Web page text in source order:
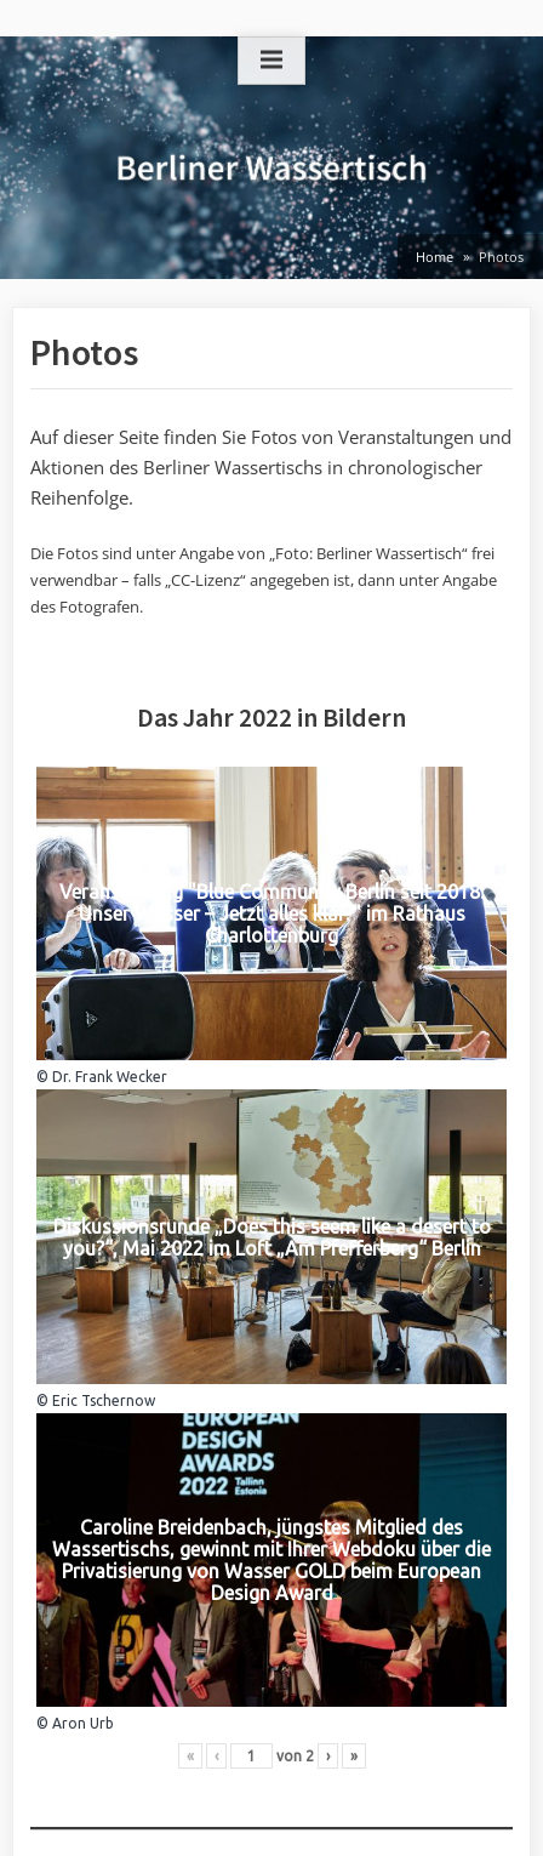
to
content
Home Photos
Photos
Auf dieser Seite finden Sie Fotos von Veranstaltungen und
Aktionen des Berliner Wassertischs in chronologischer
Reihenfolge.
Die Fotos sind unter Angabe von „Foto: Berliner Wassertisch“ frei
verwendbar – falls „CC-Lizenz“ angegeben ist, dann unter Angabe
des Fotografen.
Das Jahr 2022 in Bildern
Veranstaltung "Blue Community Berlin seit 2018:
Unser Wasser – Jetzt alles klar?" im Rathaus
Charlottenburg
© Dr. Frank Wecker
Diskussionsrunde „Does this seem like a desert to
you?“, Mai 2022 im Loft „Am Pfefferberg“ Berlin
© Eric Tschernow
Caroline Breidenbach, jüngstes Mitglied des
Wassertischs, gewinnt mit Ihrer Webdoku über die
Privatisierung von Wasser GOLD beim European
Design Award
© Aron Urb
« ‹ von 2 › »